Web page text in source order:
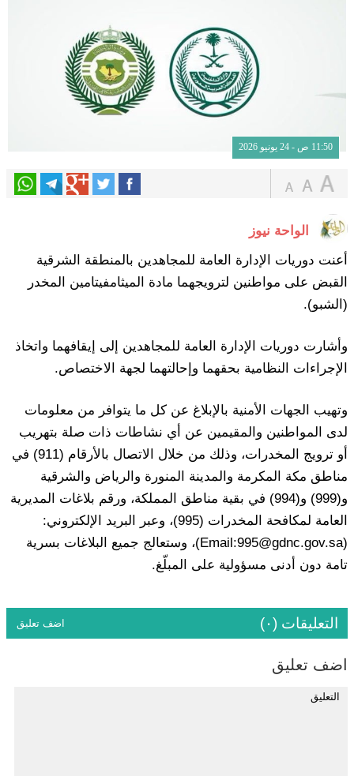
11:50 ص - 24 يونيو 2026
الواحة نيوز
أعنت دوريات الإدارة العامة للمجاهدين بالمنطقة الشرقية
القبض على مواطنين لترويجهما مادة الميثامفيتامين المخدر
(الشبو).
وأشارت دوريات الإدارة العامة للمجاهدين إلى إيقافهما واتخاذ
الإجراءات النظامية بحقهما وإحالتهما لجهة الاختصاص.
وتهيب الجهات الأمنية بالإبلاغ عن كل ما يتوافر من معلومات
لدى المواطنين والمقيمين عن أي نشاطات ذات صلة بتهريب
أو ترويج المخدرات، وذلك من خلال الاتصال بالأرقام (911) في
مناطق مكة المكرمة والمدينة المنورة والرياض والشرقية
و(999) و(994) في بقية مناطق المملكة، ورقم بلاغات المديرية
العامة لمكافحة المخدرات (995)، وعبر البريد الإلكتروني:
(Email:995@gdnc.gov.sa)، وستعالج جميع البلاغات بسرية
تامة دون أدنى مسؤولية على المبلّغ.
التعليقات (٠) اضف تعليق
اضف تعليق